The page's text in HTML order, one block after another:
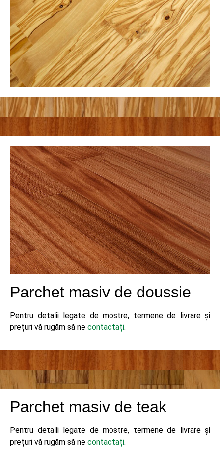
Parchet masiv de doussie
Pentru detalii legate de mostre, termene de livrare și
prețuri vă rugăm să ne contactați.
Parchet masiv de teak
Pentru detalii legate de mostre, termene de livrare și
prețuri vă rugăm să ne contactați.